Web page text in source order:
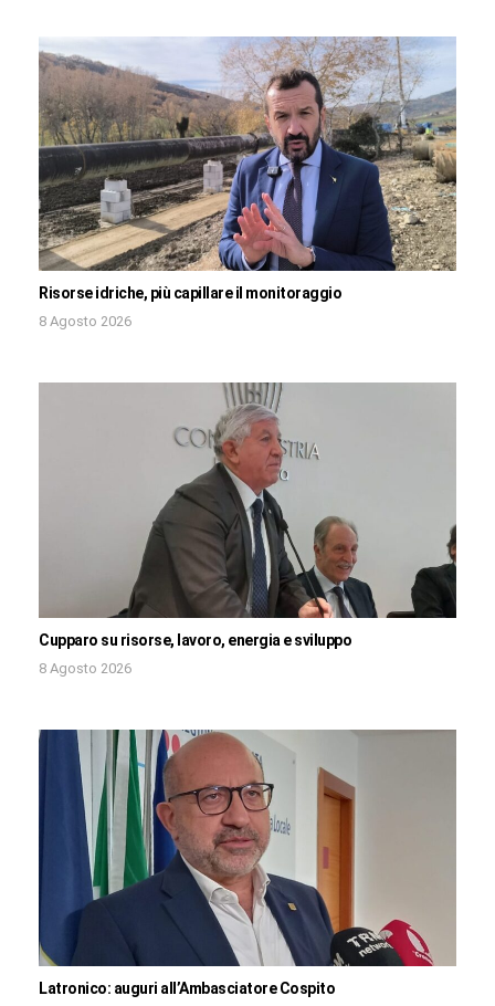
Risorse idriche, più capillare il monitoraggio
8 Agosto 2026
Cupparo su risorse, lavoro, energia e sviluppo
8 Agosto 2026
Latronico: auguri all’Ambasciatore Cospito